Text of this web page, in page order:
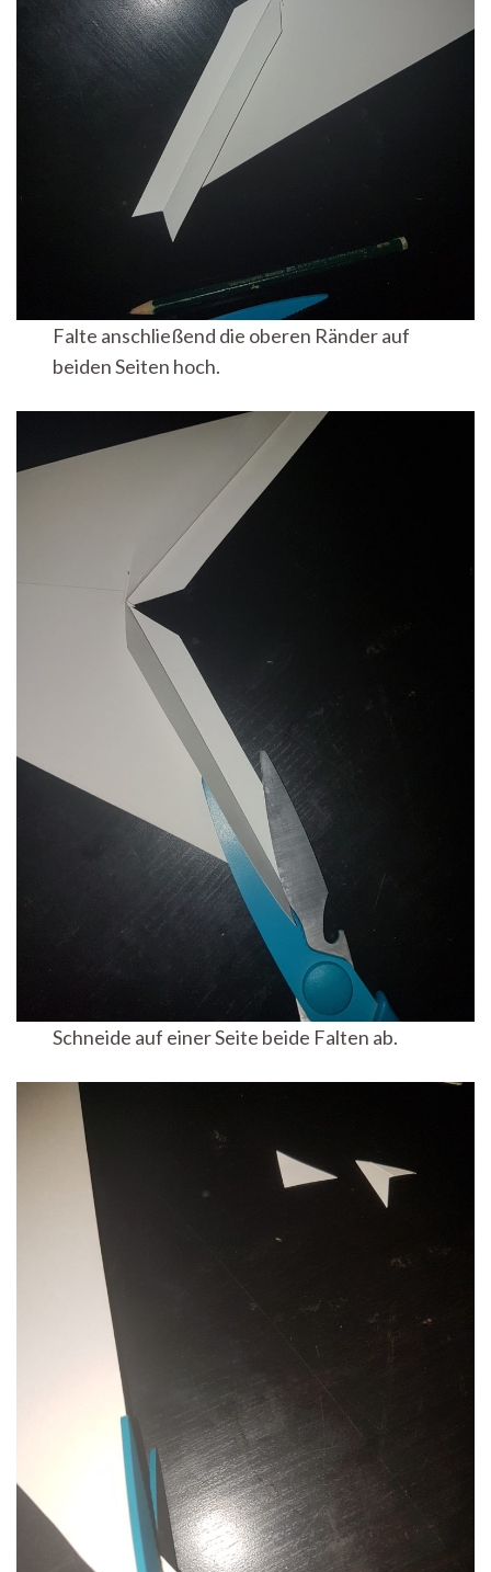
Falte anschließend die oberen Ränder auf
beiden Seiten hoch.
Schneide auf einer Seite beide Falten ab.